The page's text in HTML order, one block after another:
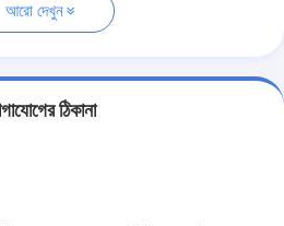
আরো দেখুন
ঠিকানা